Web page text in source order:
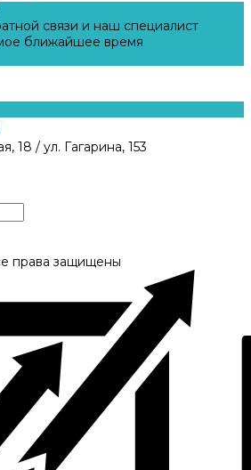
связи и наш специалист
ближайшее время
18 / ул. Гагарина, 153
права защищены